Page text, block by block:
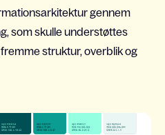
gennem
som skulle understøttes
struktur, overblik og